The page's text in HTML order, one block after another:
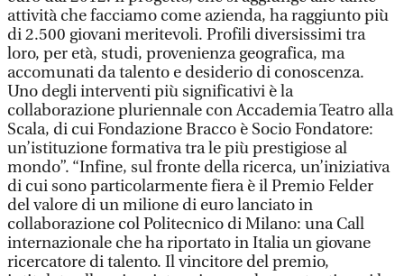
attività che facciamo come azienda, ha raggiunto più
di 2.500 giovani meritevoli. Profili diversissimi tra
loro, per età, studi, provenienza geografica, ma
accomunati da talento e desiderio di conoscenza.
Uno degli interventi più significativi è la
collaborazione pluriennale con Accademia Teatro alla
Scala, di cui Fondazione Bracco è Socio Fondatore:
un’istituzione formativa tra le più prestigiose al
mondo”. “Infine, sul fronte della ricerca, un’iniziativa
di cui sono particolarmente fiera è il Premio Felder
del valore di un milione di euro lanciato in
collaborazione col Politecnico di Milano: una Call
internazionale che ha riportato in Italia un giovane
ricercatore di talento. Il vincitore del premio,